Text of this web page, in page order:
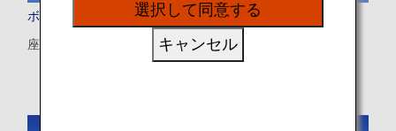
ボーイング787-9 (789)
座数：246/215/206席
選択して同意する
キャンセル